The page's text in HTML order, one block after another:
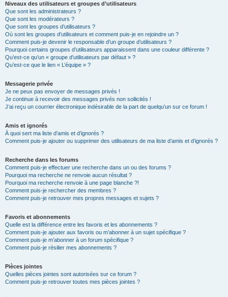
Niveaux des utilisateurs et groupes d’utilisateurs
Que sont les administrateurs ?
Que sont les modérateurs ?
Que sont les groupes d’utilisateurs ?
Où sont les groupes d’utilisateurs et comment puis-je en rejoindre un ?
Comment puis-je devenir le responsable d’un groupe d’utilisateurs ?
Pourquoi certains groupes d’utilisateurs apparaissent dans une couleur différente ?
Qu’est-ce qu’un « groupe d’utilisateurs par défaut » ?
Qu’est-ce que le lien « L’équipe » ?
Messagerie privée
Je ne peux pas envoyer de messages privés !
Je continue à recevoir des messages privés non sollicités !
J’ai reçu un courrier électronique indésirable de la part de quelqu’un sur ce forum !
Amis et ignorés
À quoi sert ma liste d’amis et d’ignorés ?
Comment puis-je ajouter ou supprimer des utilisateurs de ma liste d’amis et d’ignorés ?
Recherche dans les forums
Comment puis-je effectuer une recherche dans un ou des forums ?
Pourquoi ma recherche ne renvoie aucun résultat ?
Pourquoi ma recherche renvoie à une page blanche ?!
Comment puis-je rechercher des membres ?
Comment puis-je retrouver mes propres messages et sujets ?
Favoris et abonnements
Quelle est la différence entre les favoris et les abonnements ?
Comment puis-je ajouter aux favoris ou m’abonner à un sujet spécifique ?
Comment puis-je m’abonner à un forum spécifique ?
Comment puis-je résilier mes abonnements ?
Pièces jointes
Quelles pièces jointes sont autorisées sur ce forum ?
Comment puis-je retrouver toutes mes pièces jointes ?